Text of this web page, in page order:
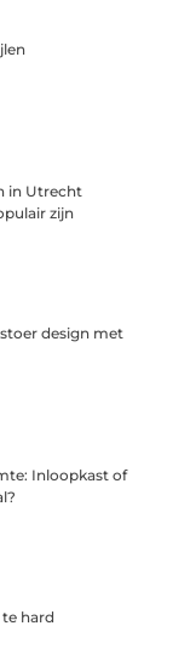
in Utrecht
zijn
design met
Inloopkast of
hard